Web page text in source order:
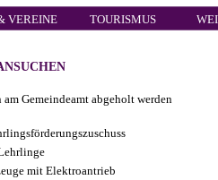
VEREINE TOURISMUS
Gemeindeamt abgeholt werden
mit Elektroantrieb